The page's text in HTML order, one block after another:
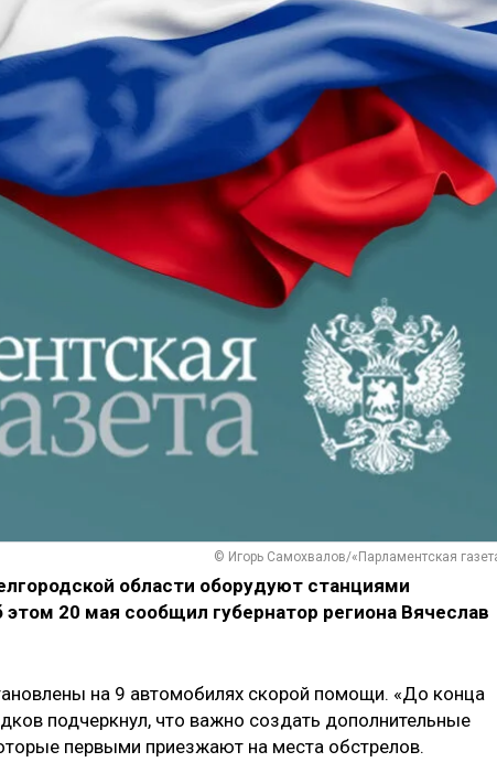
© Игорь Самохвалов/«Парламентская
области оборудуют станциями
20 мая сообщил губернатор региона Вячеслав
на 9 автомобилях скорой помощи. «До конца
подчеркнул, что важно создать дополнительные
первыми приезжают на места обстрелов.